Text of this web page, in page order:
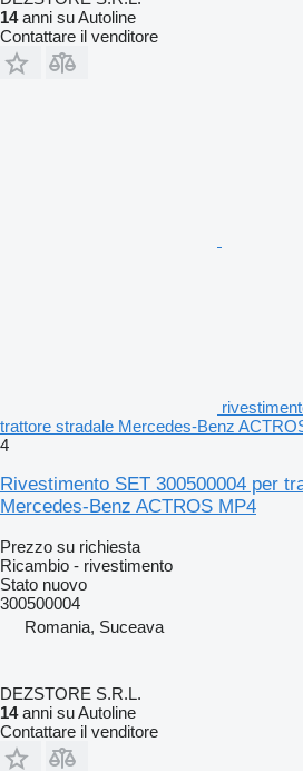
14anni su Autoline
Contattare il venditore
trattore stradale Mercedes-Benz
4
Rivestimento SET 300500004 per
Mercedes-Benz ACTROS MP4
Prezzo su richiesta
Ricambio - rivestimento
Stato nuovo
300500004
Romania, Suceava
DEZSTORE S.R.L.
14anni su Autoline
Contattare il venditore